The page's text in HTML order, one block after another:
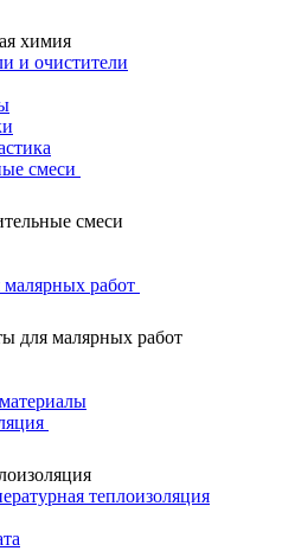
химия
и очистители
смеси
смеси
работ
для малярных работ
теплоизоляция